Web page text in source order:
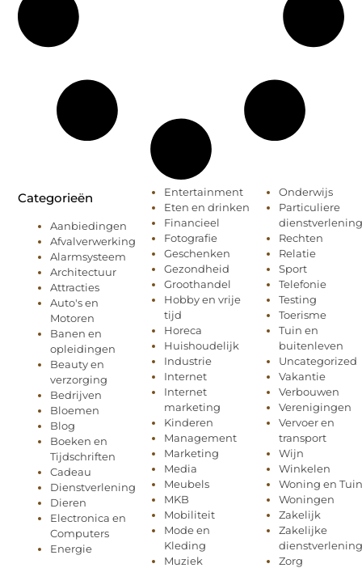
Categorieën
Aanbiedingen
Afvalverwerking
Alarmsysteem
Architectuur
Attracties
Auto's en
Motoren
Banen en
opleidingen
Beauty en
verzorging
Bedrijven
Bloemen
Blog
Boeken en
Tijdschriften
Cadeau
Dienstverlening
Dieren
Electronica en
Computers
Energie
Entertainment
Eten en drinken
Financieel
Fotografie
Geschenken
Gezondheid
Groothandel
Hobby en vrije
tijd
Horeca
Huishoudelijk
Industrie
Internet
Internet
marketing
Kinderen
Management
Marketing
Media
Meubels
MKB
Mobiliteit
Mode en
Kleding
Muziek
Onderwijs
Particuliere
dienstverlening
Rechten
Relatie
Sport
Telefonie
Testing
Toerisme
Tuin en
buitenleven
Uncategorized
Vakantie
Verbouwen
Verenigingen
Vervoer en
transport
Wijn
Winkelen
Woning en Tuin
Woningen
Zakelijk
Zakelijke
dienstverlening
Zorg